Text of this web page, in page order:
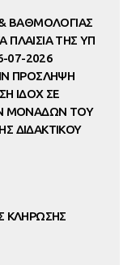
ΒΑΘΜΟΛΟΓΙΑΣ
ΤΗΣ ΥΠ
07-2026
ΠΡΟΣΛΗΨΗ
ΙΔΟΧ ΣΕ
ΜΟΝΑΔΩΝ ΤΟΥ
ΔΙΔΑΚΤΙΚΟΥ
ΚΛΗΡΩΣΗΣ